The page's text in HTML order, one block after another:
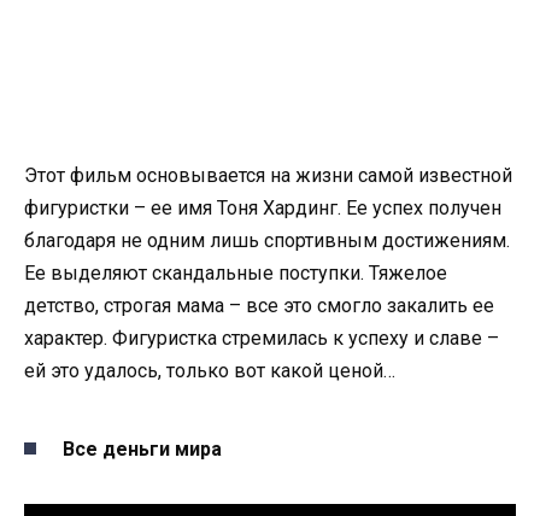
Этот фильм основывается на жизни самой известной
фигуристки – ее имя Тоня Хардинг. Ее успех получен
благодаря не одним лишь спортивным достижениям.
Ее выделяют скандальные поступки. Тяжелое
детство, строгая мама – все это смогло закалить ее
характер. Фигуристка стремилась к успеху и славе –
ей это удалось, только вот какой ценой…
Все деньги мира